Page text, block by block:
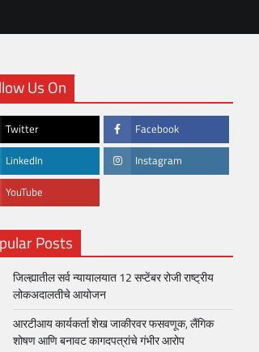
Us On
Twitter Facebook
LinkedIn Instagram
YouTube
Posts
जिल्ह्यातील सर्व न्यायालयात 12 सप्टेंबर रोजी राष्ट्रीय
लोकअदालतीचे आयोजन
आरटीआय कार्यकर्ता शेख जाकीरवर फसवणूक, लैंगिक
शोषण आणि बनावट कागदपत्रांचे गंभीर आरोप